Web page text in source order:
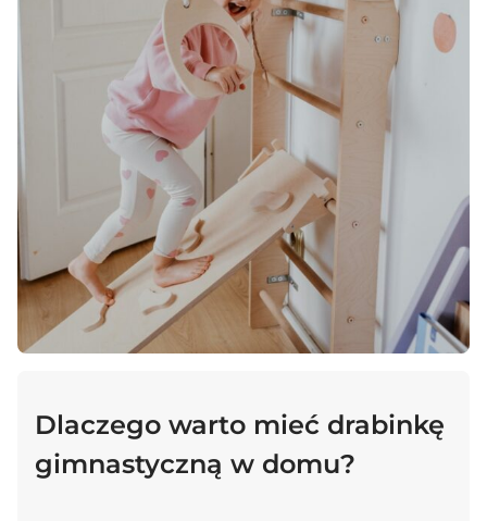
Dlaczego warto mieć drabinkę
gimnastyczną w domu?